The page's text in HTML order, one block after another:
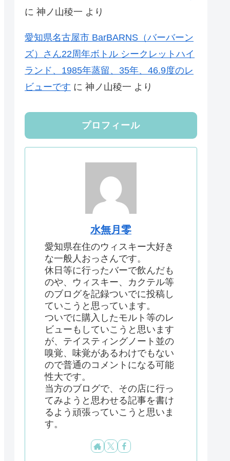
に 神ノ山稜一 より
愛知県名古屋市 BarBARNS（バーバーン
ズ）さん22周年ボトル シークレットハイ
ランド、1985年蒸留、35年、46.9度のレ
ビューです に 神ノ山稜一 より
プロフィール
水無月零
愛知県在住のウィスキー大好き
な一般人おっさんです。
休日等に行ったバーで飲んだも
のや、ウィスキー、カクテル等
のブログを記録ついでに投稿し
ていこうと思っています。
ついでに購入したモルト等のレ
ビューもしていこうと思います
が、テイスティングノート並の
嗅覚、味覚があるわけでもない
ので普通のコメントになる可能
性大です。
当方のブログで、その店に行っ
てみようと思わせる記事を書け
るよう頑張っていこうと思いま
す。